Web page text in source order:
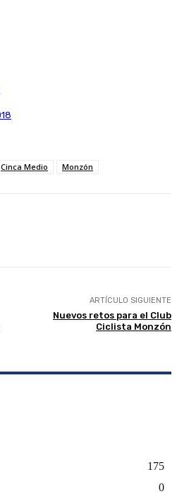
Cinca Medio Monzón
ARTÍCULO SIGUIENTE
Nuevos retos para el Club
Ciclista Monzón
175
0